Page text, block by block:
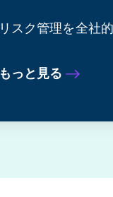
リスク管理を全社
もっと見る